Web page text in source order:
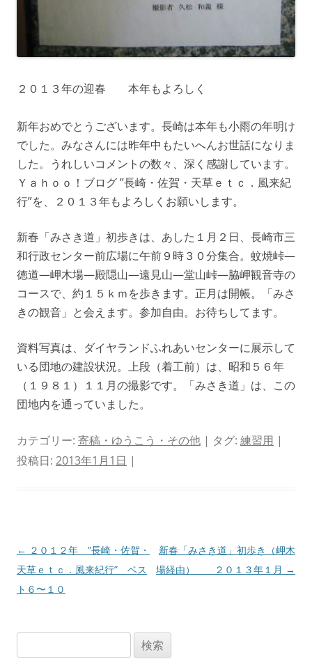
２０１３年の迎春 本年もよろしく
新年おめでとうございます。長崎は本年も小雨の年明け
でした。みなさんには昨年中もたいへんお世話になりま
した。うれしいコメントの数々、深く感謝しています。
Ｙａｈｏｏ！ブログ ”長崎・佐賀・天草ｅｔｃ．風来紀
行”を、２０１３年もよろしくお願いします。
新春「みさき道」初歩きは、あした１月２日、長崎市三
和行政センター前広場に午前９時３０分集合。蚊焼峠—
徳道—岬木場—殿隠山—遠見山—堂山峠—脇岬観音寺の
コースで、約１５ｋｍを歩きます。正月は開帳。「みさ
きの観音」と会えます。参加自由。お待ちしてます。
資料写真は、ダイヤランドふれあいセンターに展示して
いる団地の建設状況。上段（着工前）は、昭和５６年
（１９８１）１１月の撮影です。「みさき道」は、この
団地内を通っていました。
カテゴリー: 寄稿・ゆうこう・その他 | タグ: 練習用 |
投稿日: 2013年1月1日 |
投
稿
ナ
← ２０１２年 ”長崎・佐賀・
天草ｅｔｃ．風来紀行” ベス
ト６〜１０
新春「みさき道」初歩き（岬木
場経由） ２０１３年１月 →
索: